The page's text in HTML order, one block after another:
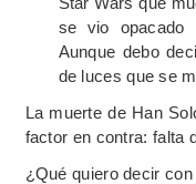
se vio opacado
Aunque debo
de luces que se
La muerte de Han
factor en contra: falta
¿Qué quiero decir